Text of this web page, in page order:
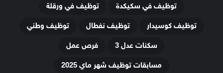
توظيف في سكيكدة
توظيف في ورقلة
توظيف كوسيدار
توظيف نفطال
توظيف وطني
سكنات عدل 3
فرص عمل
مسابقات توظيف شهر ماي 2025